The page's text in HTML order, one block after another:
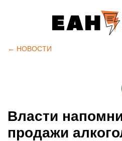
← НОВОСТИ
Власти
продажи